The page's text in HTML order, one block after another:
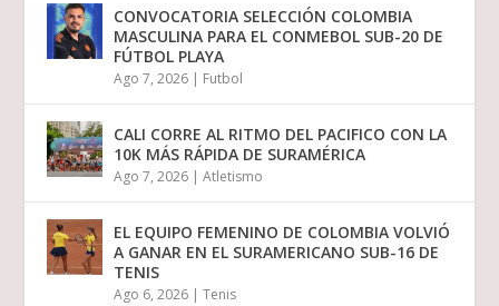
CONVOCATORIA SELECCIÓN COLOMBIA
MASCULINA PARA EL CONMEBOL SUB-20 DE
FÚTBOL PLAYA
Ago 7, 2026 | Futbol
CALI CORRE AL RITMO DEL PACIFICO CON LA
10K MÁS RÁPIDA DE SURAMÉRICA
Ago 7, 2026 |Atletismo
EL EQUIPO FEMENINO DE COLOMBIA VOLVIÓ
A GANAR EN EL SURAMERICANO SUB-16 DE
TENIS
Ago 6, 2026 |Tenis